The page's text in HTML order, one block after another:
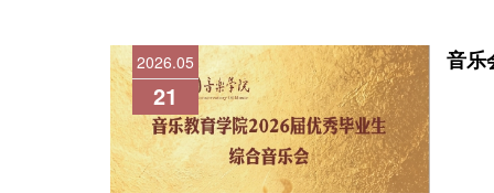
2026.05
21
音乐